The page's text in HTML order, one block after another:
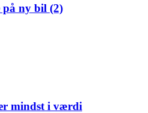
på ny bil (2)
mindst i værdi